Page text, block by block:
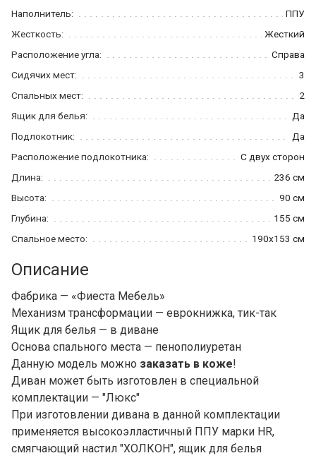
Наполнитель:
ППУ
Жесткость:
Жесткий
Расположение угла:
Справа
Сидячих мест:
3
Спальных мест:
2
Ящик для белья:
Да
Подлокотник:
Да
Расположение подлокотника:
С двух сторон
Длина:
236 см
Высота:
90 см
Глубина:
155 см
Спальное место:
190x153 см
Описание
Фабрика — «Фиеста Мебель»
Механизм трансформации — еврокнижка, тик-так
Ящик для белья — в диване
Основа спального места — пенополиуретан
Данную модель можно заказать в коже!
Диван может быть изготовлен в специальной
комплектации — "Люкс"
При изготовлении дивана в данной комплектации
применяется высокоэлластичный ППУ марки HR,
смягчающий настил "ХОЛКОН", ящик для белья